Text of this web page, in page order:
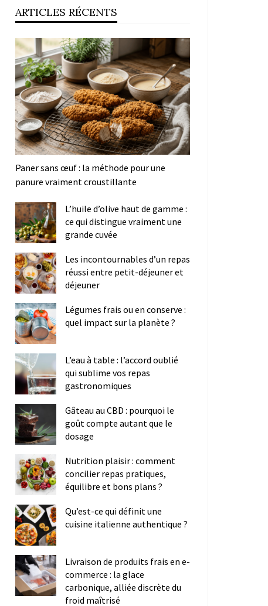
ARTICLES RÉCENTS
Paner sans œuf : la méthode pour une
panure vraiment croustillante
L’huile d’olive haut de gamme :
ce qui distingue vraiment une
grande cuvée
Les incontournables d’un repas
réussi entre petit-déjeuner et
déjeuner
Légumes frais ou en conserve :
quel impact sur la planète ?
L’eau à table : l’accord oublié
qui sublime vos repas
gastronomiques
Gâteau au CBD : pourquoi le
goût compte autant que le
dosage
Nutrition plaisir : comment
concilier repas pratiques,
équilibre et bons plans ?
Qu’est-ce qui définit une
cuisine italienne authentique ?
Livraison de produits frais en e-
commerce : la glace
carbonique, alliée discrète du
froid maîtrisé